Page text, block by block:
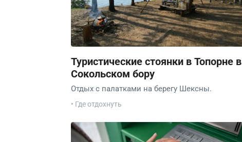
Туристические стоянки в Топорне в
Сокольском бору
Отдых с палатками на берегу Шексны.
• Где отдохнуть